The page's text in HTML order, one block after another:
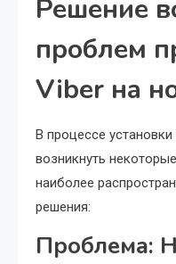
Решение
проблем
Viber на
В процессе
возникнуть
наиболее
решения:
Проблема: